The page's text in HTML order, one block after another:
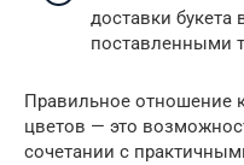
доставки букета
поставленными
Правильное отношение
цветов — это
сочетании с